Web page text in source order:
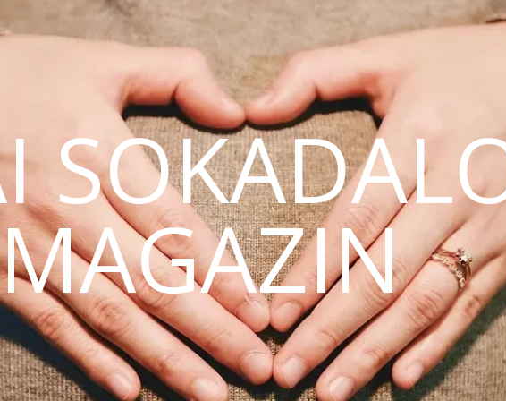
MAGAZIN